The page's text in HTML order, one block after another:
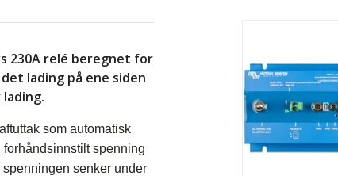
230A relé beregnet for
lading på ene siden
som automatisk
spenning
senker under